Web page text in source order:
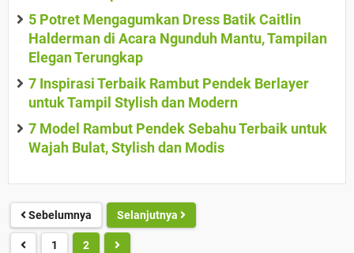
5 Potret Mengagumkan Dress Batik Caitlin
Halderman di Acara Ngunduh Mantu, Tampilan
Elegan Terungkap
7 Inspirasi Terbaik Rambut Pendek Berlayer
untuk Tampil Stylish dan Modern
7 Model Rambut Pendek Sebahu Terbaik untuk
Wajah Bulat, Stylish dan Modis
Sebelumnya Selanjutnya
1 2